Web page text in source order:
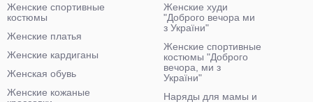
Женские спортивные
костюмы
Женские платья
Женские кардиганы
Женская обувь
Женские кожаные
Женские худи
"Доброго вечора ми
з України"
Женские спортивные
костюмы "Доброго
вечора, ми з
України"
Наряды для мамы и